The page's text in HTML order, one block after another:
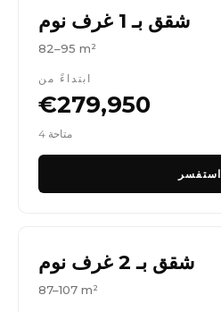
شقق بـ 1 غرف نوم
82–95 m²
ابتداءً من
€279,950
4 متاحة
استفسر
شقق بـ 2 غرف نوم
87–107 m²